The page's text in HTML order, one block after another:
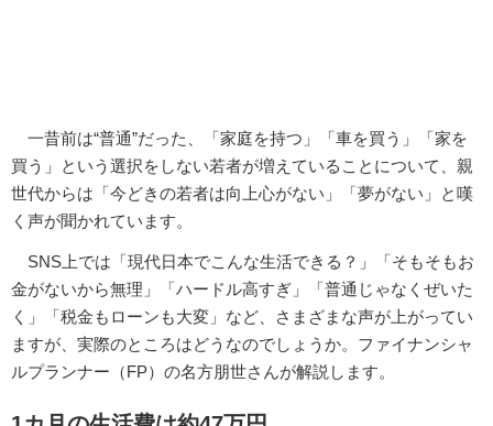
一昔前は“普通”だった、「家庭を持つ」「車を買う」「家を
買う」という選択をしない若者が増えていることについて、親
世代からは「今どきの若者は向上心がない」「夢がない」と嘆
く声が聞かれています。
SNS上では「現代日本でこんな生活できる？」「そもそもお
金がないから無理」「ハードル高すぎ」「普通じゃなくぜいた
く」「税金もローンも大変」など、さまざまな声が上がってい
ますが、実際のところはどうなのでしょうか。ファイナンシャ
ルプランナー（FP）の名方朋世さんが解説します。